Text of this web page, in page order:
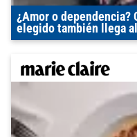
¿Amor o dependencia?
elegido también llega